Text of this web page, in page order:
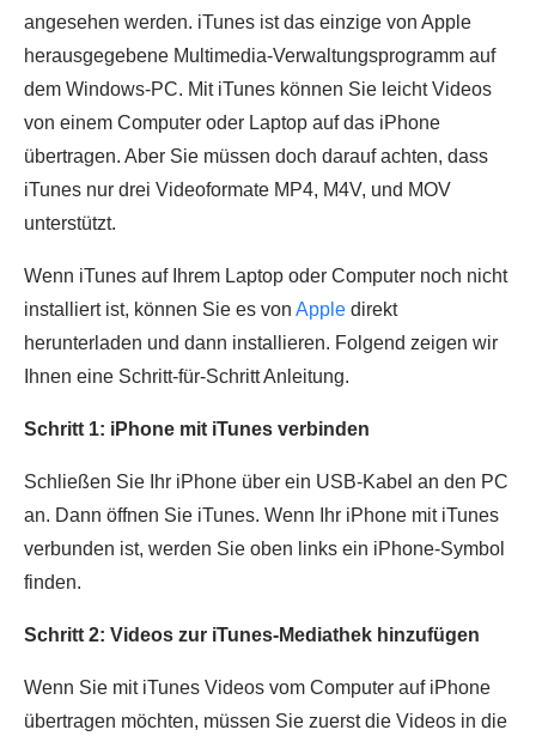
angesehen werden. iTunes ist das einzige von Apple
herausgegebene Multimedia-Verwaltungsprogramm auf
dem Windows-PC. Mit iTunes können Sie leicht Videos
von einem Computer oder Laptop auf das iPhone
übertragen. Aber Sie müssen doch darauf achten, dass
iTunes nur drei Videoformate MP4, M4V, und MOV
unterstützt.
Wenn iTunes auf Ihrem Laptop oder Computer noch nicht
installiert ist, können Sie es von Apple direkt
herunterladen und dann installieren. Folgend zeigen wir
Ihnen eine Schritt-für-Schritt Anleitung.
Schritt 1: iPhone mit iTunes verbinden
Schließen Sie Ihr iPhone über ein USB-Kabel an den PC
an. Dann öffnen Sie iTunes. Wenn Ihr iPhone mit iTunes
verbunden ist, werden Sie oben links ein iPhone-Symbol
finden.
Schritt 2: Videos zur iTunes-Mediathek hinzufügen
Wenn Sie mit iTunes Videos vom Computer auf iPhone
übertragen möchten, müssen Sie zuerst die Videos in die